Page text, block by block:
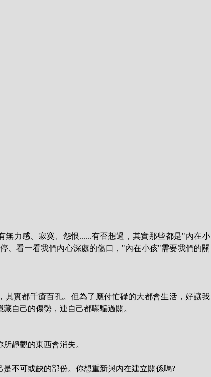
無力感、寂寞、怨恨......有否想過，其實那些都是"內在小
、看一看我們內心深處的傷口，"內在小孩"需要我們的關
其實都千瘡百孔。 但為了應付忙碌的大都會生活，好讓我
藏自己的傷勢，連自己都暪騙過關。
靜觀的東西會消失。
不可或缺的部份。 你想重新與內在建立關係嗎?